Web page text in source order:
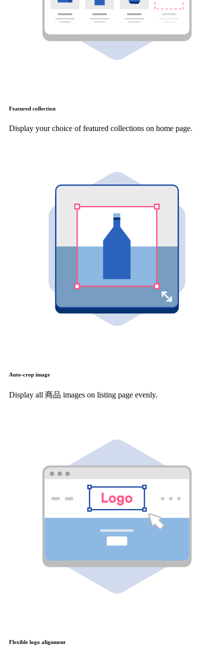
Featured collection
Display your choice of featured collections on home page.
Auto-crop image
Display all 商品 images on listing page evenly.
Flexible logo alignment